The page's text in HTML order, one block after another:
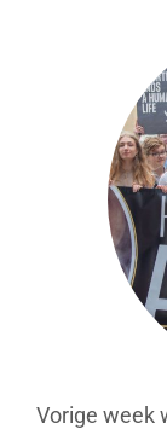
Vorige week